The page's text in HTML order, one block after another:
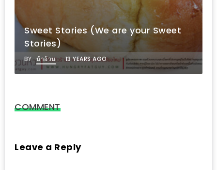
น้า
อ้วน
ชวน
หิว
ร้าน
Hidden Gem แห่งใหม่ทั้งรสชาติอร่
บริการดี แถมราคาสบายกระเป๋าที่
House Cafe
BY น้าอ้วน 9 YEARS AGO
COMMENT
Leave a Reply